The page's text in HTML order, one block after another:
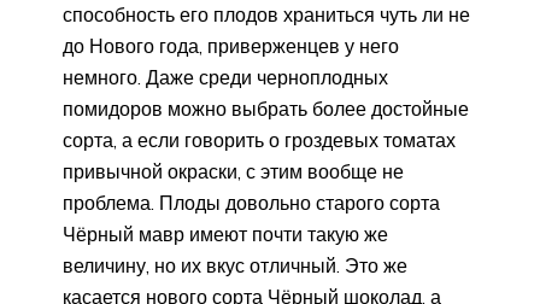
способность его плодов храниться чуть ли не
до Нового года, приверженцев у него
немного. Даже среди черноплодных
помидоров можно выбрать более достойные
сорта, а если говорить о гроздевых томатах
привычной окраски, с этим вообще не
проблема. Плоды довольно старого сорта
Чёрный мавр имеют почти такую же
величину, но их вкус отличный. Это же
касается нового сорта Чёрный шоколад, а